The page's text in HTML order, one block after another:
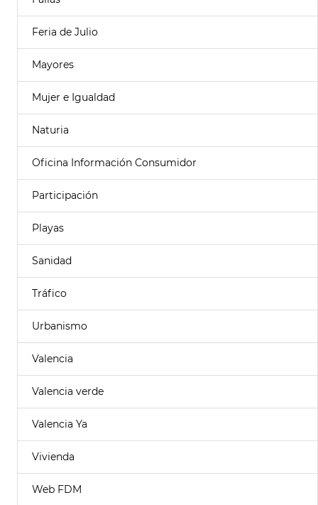
Feria de Julio
Mayores
Mujer e Igualdad
Naturia
Oficina Información Consumidor
Participación
Playas
Sanidad
Tráfico
Urbanismo
Valencia
Valencia verde
Valencia Ya
Vivienda
Web FDM